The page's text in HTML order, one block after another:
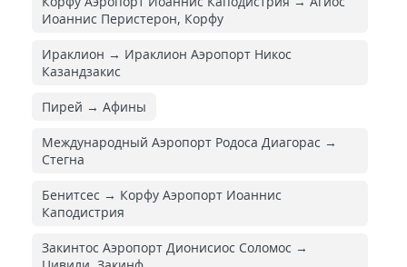
Иоаннис Перистерон, Корфу
Ираклион → Ираклион Аэропорт Никос
Казандзакис
Пирей → Афины
Международный Аэропорт Родоса Диагорас →
Стегна
Бенитсес → Корфу Аэропорт Иоаннис
Каподистрия
Закинтос Аэропорт Дионисиос Соломос →